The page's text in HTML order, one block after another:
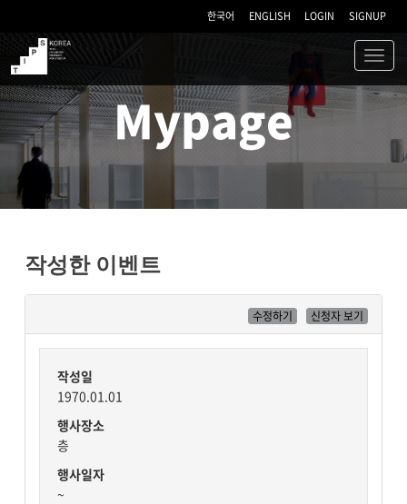
한국어 ENGLISH LOGIN SIGNUP
TIPS
Mypage
작성한 이벤트
수정하기 신청자 보기
작성일
1970.01.01
행사장소
층
행사일자
~